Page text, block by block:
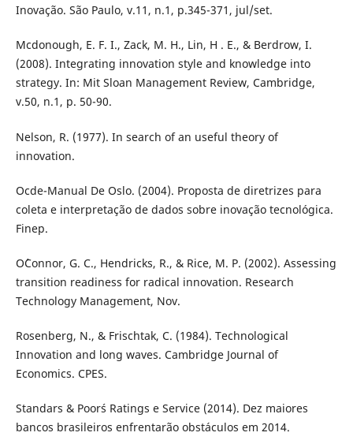
Inovação. São Paulo, v.11, n.1, p.345-371, jul/set.
Mcdonough, E. F. I., Zack, M. H., Lin, H . E., & Berdrow, I.
(2008). Integrating innovation style and knowledge into
strategy. In: Mit Sloan Management Review, Cambridge,
v.50, n.1, p. 50-90.
Nelson, R. (1977). In search of an useful theory of
innovation.
Ocde-Manual De Oslo. (2004). Proposta de diretrizes para
coleta e interpretação de dados sobre inovação tecnológica.
Finep.
O´Connor, G. C., Hendricks, R., & Rice, M. P. (2002). Assessing
transition readiness for radical innovation. Research
Technology Management, Nov.
Rosenberg, N., & Frischtak, C. (1984). Technological
Innovation and long waves. Cambridge Journal of
Economics. CPES.
Standars & Poor´s Ratings e Service (2014). Dez maiores
bancos brasileiros enfrentarão obstáculos em 2014.